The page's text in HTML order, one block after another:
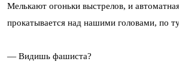
Мелькают огоньки выстрелов, и
прокатывается над нашими головами, по
— Видишь фашиста?